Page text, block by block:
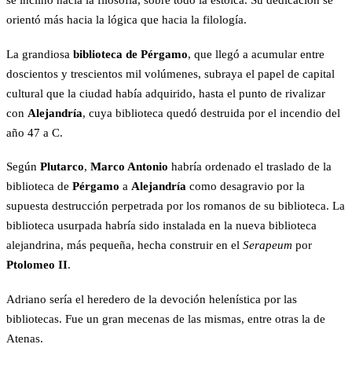
orientó más hacia la lógica que hacia la filología.
La grandiosa biblioteca de Pérgamo, que llegó a acumular entre
doscientos y trescientos mil volúmenes, subraya el papel de capital
cultural que la ciudad había adquirido, hasta el punto de rivalizar
con Alejandría, cuya biblioteca quedó destruida por el incendio del
año 47 a C.
Según Plutarco, Marco Antonio habría ordenado el traslado de la
biblioteca de Pérgamo a Alejandría como desagravio por la
supuesta destrucción perpetrada por los romanos de su biblioteca. La
biblioteca usurpada habría sido instalada en la nueva biblioteca
alejandrina, más pequeña, hecha construir en el Serapeum por
Ptolomeo II.
Adriano sería el heredero de la devoción helenística por las
bibliotecas. Fue un gran mecenas de las mismas, entre otras la de
Atenas.